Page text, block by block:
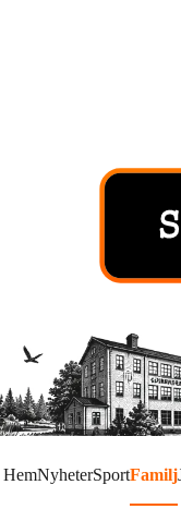
HemNyheterSportFamilj